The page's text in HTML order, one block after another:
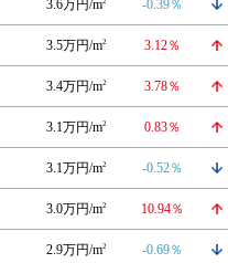
3.6万円/m -0.39％
3.5万円/m2 3.12％
3.4万円/m2 3.78％
3.1万円/m2 0.83％
3.1万円/m2 -0.52％
3.0万円/m2 10.94％
2.9万円/m2 -0.69％